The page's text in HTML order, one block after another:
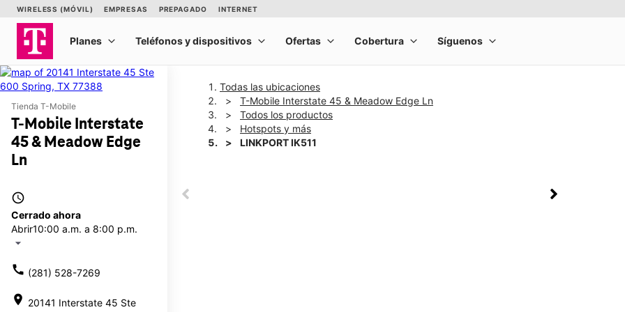
Tienda T-Mobile
T-Mobile Interstate
45 & Meadow Edge
Ln
access_time
Cerrado ahora
Abrir10:00 a.m. a 8:00 p.m.
arrow_drop_down
call (281) 528-7269
location_on 20141 Interstate 45 Ste
Todas las ubicaciones
T-Mobile Interstate 45 & Meadow Edge Ln
Todos los productos
Hotspots y más
LINKPORT IK511
This carousel shows one large product image at a time. Use the Previous and Next buttons